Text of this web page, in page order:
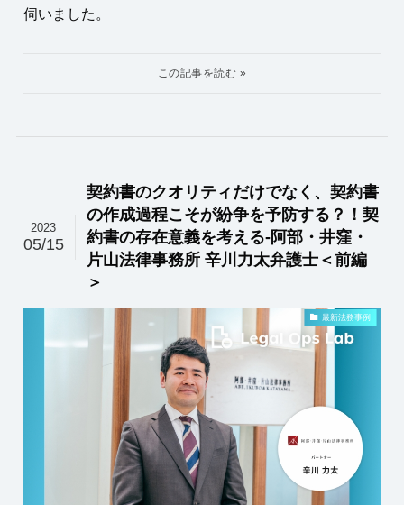
伺いました。
契約書のクオリティだけでなく、契約書
の作成過程こそが紛争を予防する？！契
約書の存在意義を考える-阿部・井窪・
片山法律事務所 辛川力太弁護士＜前編
＞
2023
05/15
最新法務事例